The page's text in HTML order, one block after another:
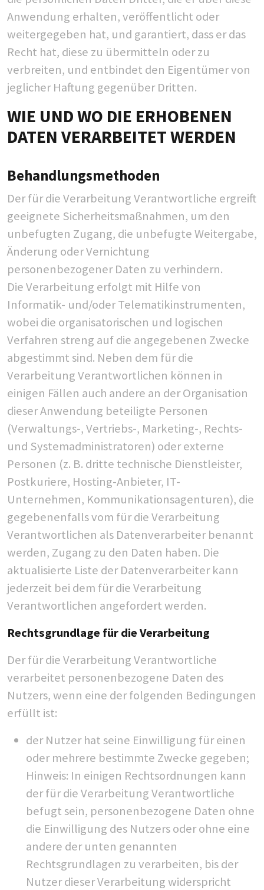
Anwendung erhalten, veröffentlicht oder
weitergegeben hat, und garantiert, dass er das
Recht hat, diese zu übermitteln oder zu
verbreiten, und entbindet den Eigentümer von
jeglicher Haftung gegenüber Dritten.
WIE UND WO DIE ERHOBENEN
DATEN VERARBEITET WERDEN
Behandlungsmethoden
Der für die Verarbeitung Verantwortliche ergreift
geeignete Sicherheitsmaßnahmen, um den
unbefugten Zugang, die unbefugte Weitergabe,
Änderung oder Vernichtung
personenbezogener Daten zu verhindern.
Die Verarbeitung erfolgt mit Hilfe von
Informatik- und/oder Telematikinstrumenten,
wobei die organisatorischen und logischen
Verfahren streng auf die angegebenen Zwecke
abgestimmt sind. Neben dem für die
Verarbeitung Verantwortlichen können in
einigen Fällen auch andere an der Organisation
dieser Anwendung beteiligte Personen
(Verwaltungs-, Vertriebs-, Marketing-, Rechts-
und Systemadministratoren) oder externe
Personen (z. B. dritte technische Dienstleister,
Postkuriere, Hosting-Anbieter, IT-
Unternehmen, Kommunikationsagenturen), die
gegebenenfalls vom für die Verarbeitung
Verantwortlichen als Datenverarbeiter benannt
werden, Zugang zu den Daten haben. Die
aktualisierte Liste der Datenverarbeiter kann
jederzeit bei dem für die Verarbeitung
Verantwortlichen angefordert werden.
Rechtsgrundlage für die Verarbeitung
Der für die Verarbeitung Verantwortliche
verarbeitet personenbezogene Daten des
Nutzers, wenn eine der folgenden Bedingungen
erfüllt ist:
der Nutzer hat seine Einwilligung für einen
oder mehrere bestimmte Zwecke gegeben;
Hinweis: In einigen Rechtsordnungen kann
der für die Verarbeitung Verantwortliche
befugt sein, personenbezogene Daten ohne
die Einwilligung des Nutzers oder ohne eine
andere der unten genannten
Rechtsgrundlagen zu verarbeiten, bis der
Nutzer dieser Verarbeitung widerspricht